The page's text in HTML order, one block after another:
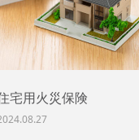
宅用火災保険